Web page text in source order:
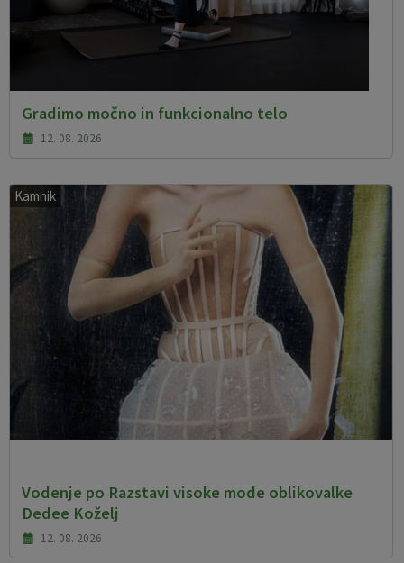
Gradimo močno in funkcionalno telo
12. 08. 2026
Kamnik
Vodenje po Razstavi visoke mode oblikovalke
Dedee Koželj
12. 08. 2026